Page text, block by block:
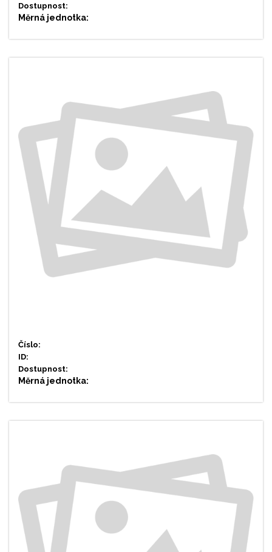
Dostupnost:
Měrná jednotka:
Číslo:
ID:
Dostupnost:
Měrná jednotka: